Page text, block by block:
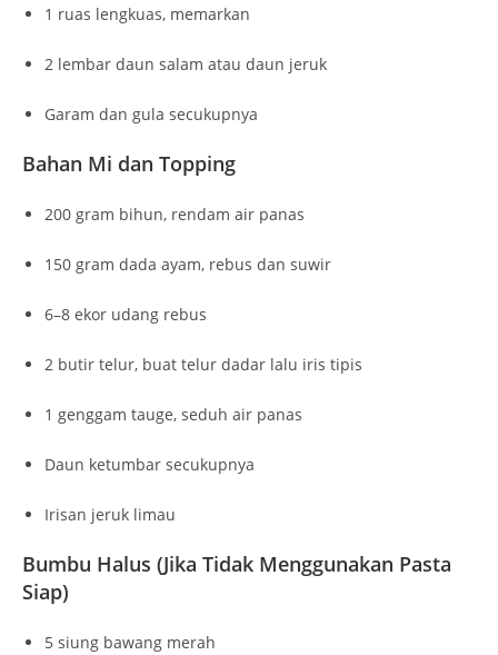
1 ruas lengkuas, memarkan
2 lembar daun salam atau daun jeruk
Garam dan gula secukupnya
Bahan Mi dan Topping
200 gram bihun, rendam air panas
150 gram dada ayam, rebus dan suwir
6–8 ekor udang rebus
2 butir telur, buat telur dadar lalu iris tipis
1 genggam tauge, seduh air panas
Daun ketumbar secukupnya
Irisan jeruk limau
Bumbu Halus (Jika Tidak Menggunakan Pasta
Siap)
5 siung bawang merah